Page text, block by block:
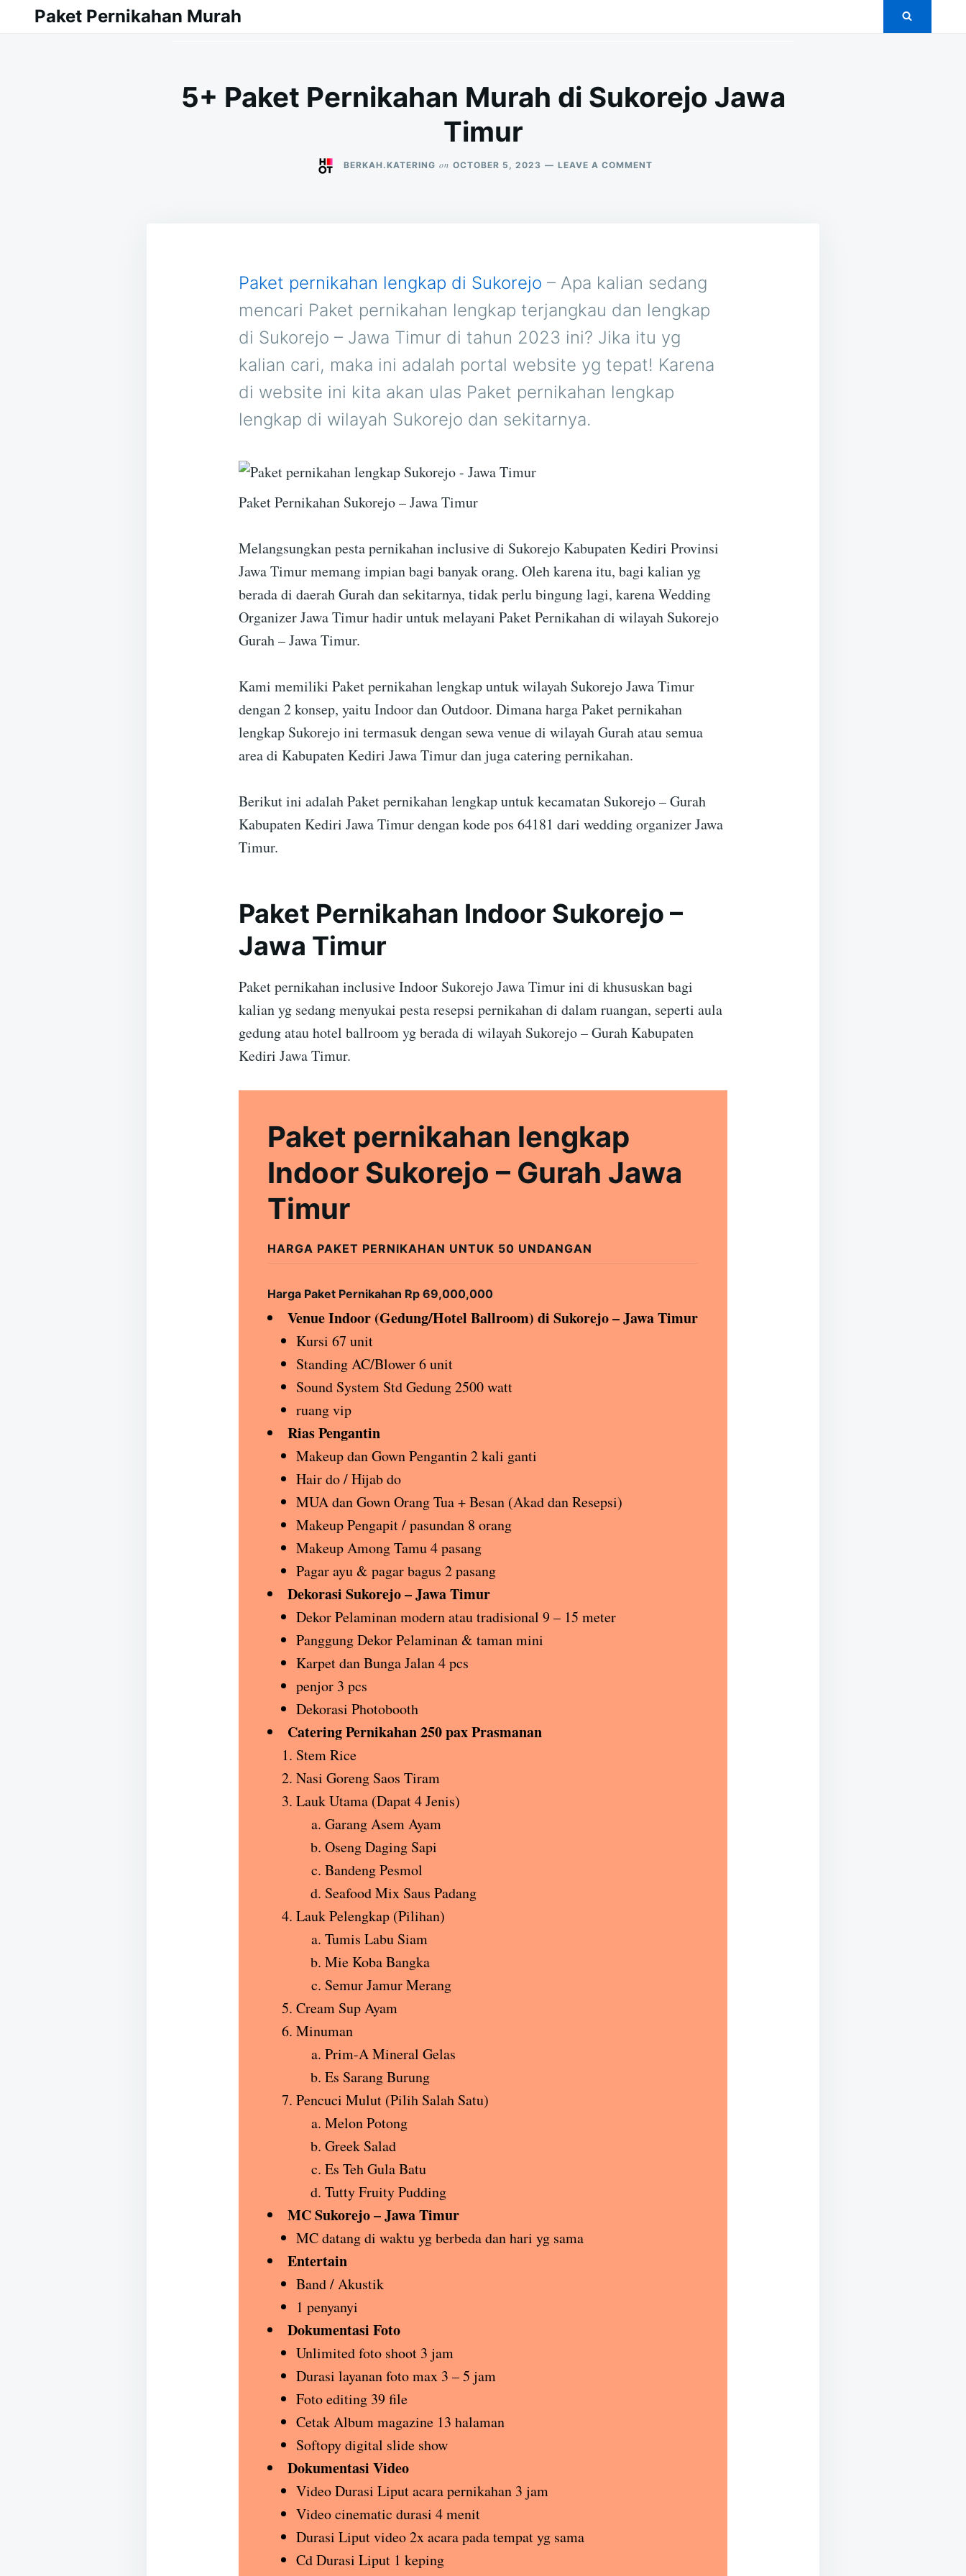
Search
Paket Pernikahan Murah
5+ Paket Pernikahan Murah di Sukorejo Jawa
Timur
BERKAH.KATERING on OCTOBER 5, 2023 LEAVE A COMMENTON
Paket pernikahan lengkap di Sukorejo – Apa kalian sedang
mencari Paket pernikahan lengkap terjangkau dan lengkap
di Sukorejo – Jawa Timur di tahun 2023 ini? Jika itu yg
kalian cari, maka ini adalah portal website yg tepat! Karena
di website ini kita akan ulas Paket pernikahan lengkap
lengkap di wilayah Sukorejo dan sekitarnya.
Paket Pernikahan Sukorejo – Jawa Timur
Melangsungkan pesta pernikahan inclusive di Sukorejo Kabupaten Kediri Provinsi
Jawa Timur memang impian bagi banyak orang. Oleh karena itu, bagi kalian yg
berada di daerah Gurah dan sekitarnya, tidak perlu bingung lagi, karena Wedding
Organizer Jawa Timur hadir untuk melayani Paket Pernikahan di wilayah Sukorejo
Gurah – Jawa Timur.
Kami memiliki Paket pernikahan lengkap untuk wilayah Sukorejo Jawa Timur
dengan 2 konsep, yaitu Indoor dan Outdoor. Dimana harga Paket pernikahan
lengkap Sukorejo ini termasuk dengan sewa venue di wilayah Gurah atau semua
area di Kabupaten Kediri Jawa Timur dan juga catering pernikahan.
Berikut ini adalah Paket pernikahan lengkap untuk kecamatan Sukorejo – Gurah
Kabupaten Kediri Jawa Timur dengan kode pos 64181 dari wedding organizer Jawa
Timur.
Paket Pernikahan Indoor Sukorejo –
Jawa Timur
Paket pernikahan inclusive Indoor Sukorejo Jawa Timur ini di khususkan bagi
kalian yg sedang menyukai pesta resepsi pernikahan di dalam ruangan, seperti aula
gedung atau hotel ballroom yg berada di wilayah Sukorejo – Gurah Kabupaten
Kediri Jawa Timur.
Paket pernikahan lengkap
Indoor Sukorejo – Gurah Jawa
Timur
HARGA PAKET PERNIKAHAN UNTUK 50 UNDANGAN
Harga Paket Pernikahan Rp 69,000,000
Venue Indoor (Gedung/Hotel Ballroom) di Sukorejo – Jawa Timur
Kursi 67 unit
Standing AC/Blower 6 unit
Sound System Std Gedung 2500 watt
ruang vip
Rias Pengantin
Makeup dan Gown Pengantin 2 kali ganti
Hair do / Hijab do
MUA dan Gown Orang Tua + Besan (Akad dan Resepsi)
Makeup Pengapit / pasundan 8 orang
Makeup Among Tamu 4 pasang
Pagar ayu & pagar bagus 2 pasang
Dekorasi Sukorejo – Jawa Timur
Dekor Pelaminan modern atau tradisional 9 – 15 meter
Panggung Dekor Pelaminan & taman mini
Karpet dan Bunga Jalan 4 pcs
penjor 3 pcs
Dekorasi Photobooth
Catering Pernikahan 250 pax Prasmanan
Stem Rice
Nasi Goreng Saos Tiram
Lauk Utama (Dapat 4 Jenis)
Garang Asem Ayam
Oseng Daging Sapi
Bandeng Pesmol
Seafood Mix Saus Padang
Lauk Pelengkap (Pilihan)
Tumis Labu Siam
Mie Koba Bangka
Semur Jamur Merang
Cream Sup Ayam
Minuman
Prim-A Mineral Gelas
Es Sarang Burung
Pencuci Mulut (Pilih Salah Satu)
Melon Potong
Greek Salad
Es Teh Gula Batu
Tutty Fruity Pudding
MC Sukorejo – Jawa Timur
MC datang di waktu yg berbeda dan hari yg sama
Entertain
Band / Akustik
1 penyanyi
Dokumentasi Foto
Unlimited foto shoot 3 jam
Durasi layanan foto max 3 – 5 jam
Foto editing 39 file
Cetak Album magazine 13 halaman
Softopy digital slide show
Dokumentasi Video
Video Durasi Liput acara pernikahan 3 jam
Video cinematic durasi 4 menit
Durasi Liput video 2x acara pada tempat yg sama
Cd Durasi Liput 1 keping